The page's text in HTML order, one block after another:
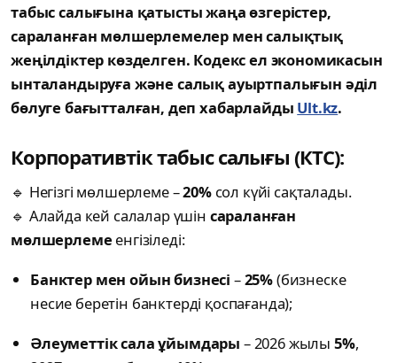
табыс салығына қатысты жаңа өзгерістер,
сараланған мөлшерлемелер мен салықтық
жеңілдіктер көзделген. Кодекс ел экономикасын
ынталандыруға және салық ауыртпалығын әділ
бөлуге бағытталған, деп хабарлайды Ult.kz.
Корпоративтік табыс салығы (КТС):
🔹 Негізгі мөлшерлеме –20%сол күйі сақталады.
🔹 Алайда кей салалар үшін сараланған
мөлшерлеме енгізіледі:
Банктер мен ойын бизнесі –25%(бизнеске
несие беретін банктерді қоспағанда);
Әлеуметтік сала ұйымдары – 2026 жылы 5%,